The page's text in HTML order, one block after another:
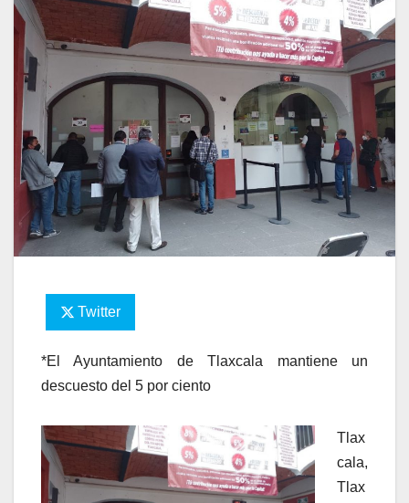
Twitter
*El Ayuntamiento de Tlaxcala mantiene un
descuesto del 5 por ciento
Tlax
cala,
Tlax